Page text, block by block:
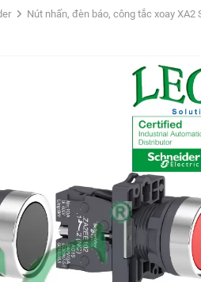
Nút nhấn, đèn báo, công tắc xoay XA2